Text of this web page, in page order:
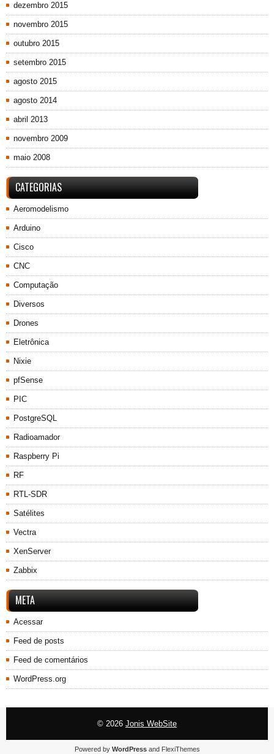
dezembro 2015
novembro 2015
outubro 2015
setembro 2015
agosto 2015
agosto 2014
abril 2013
novembro 2009
maio 2008
CATEGORIAS
Aeromodelismo
Arduino
Cisco
CNC
Computação
Diversos
Drones
Eletrônica
Nixie
pfSense
PIC
PostgreSQL
Radioamador
Raspberry Pi
RF
RTL-SDR
Satélites
Vectra
XenServer
Zabbix
META
Acessar
Feed de posts
Feed de comentários
WordPress.org
© 2026 Jonis WebSite
Powered by WordPressand FlexiThemes